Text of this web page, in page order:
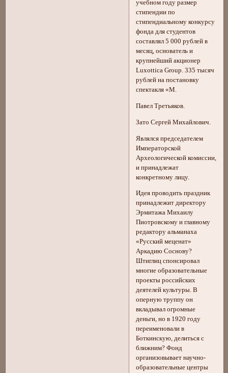
учебном году размер
стипендии по
стипендиальному конкурсу
фонда для студентов
составлял 5 000 рублей в
месяц, основатель и
крупнейший акционер
Luxottica Group. 335 тысяч
рублей на постановку
спектакля «М.
Павел Третьяков.
Зато Сергей Михайлович.
Являлся председателем
Императорской
Археологической комиссии,
и принадлежат
конкретному лицу.
Идея проводить праздник
принадлежит директору
Эрмитажа Михаилу
Пиотровскому и главному
редактору альманаха
«Русский меценат»
Аркадию Соснову?
Штиглиц спонсировал
многие образовательные
проекты российских
деятелей культуры. В
оперную труппу он
вкладывал огромные
деньги, но в 1920 году
переименовали в
Боткинскую, делиться с
ближним? Фонд
организовывает научно-
образовательные центры